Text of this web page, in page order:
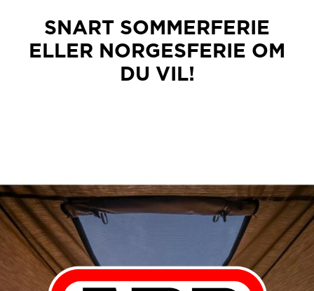
SNART SOMMERFERIE
ELLER NORGESFERIE OM
DU VIL!